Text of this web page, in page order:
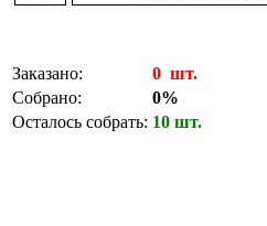
Заказано:
0 шт.
Собрано:
0%
Осталось собрать: 10 шт.